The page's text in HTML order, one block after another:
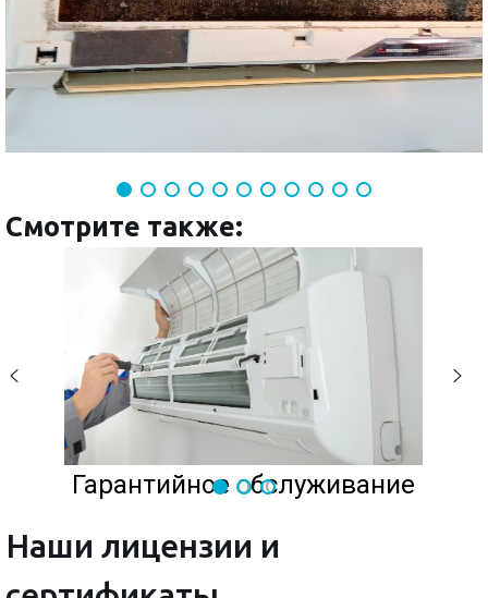
Смотрите также:
Гарантийное обслуживание
Наши лицензии и